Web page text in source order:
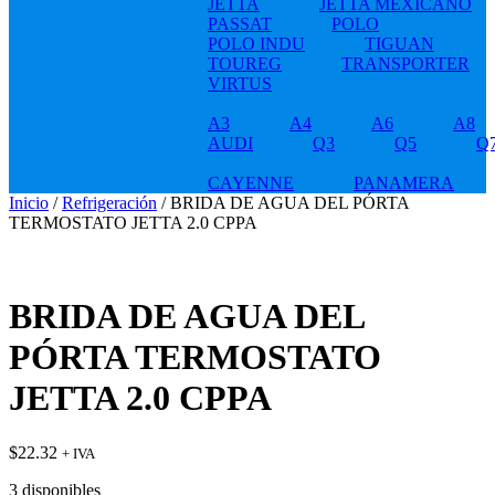
JETTA
JETTA MEXICANO
PASSAT
POLO
POLO INDU
TIGUAN
TOUREG
TRANSPORTER
VIRTUS
A3 A4 A6
A8
AUDI
Q3 Q5
CAYENNE
PANAMERA
Inicio /Refrigeración / BRIDA DE AGUA DEL PÓRTA
TERMOSTATO JETTA 2.0 CPPA
BRIDA DE AGUA DEL
PÓRTA TERMOSTATO
JETTA 2.0 CPPA
$22.32 + IVA
3 disponibles